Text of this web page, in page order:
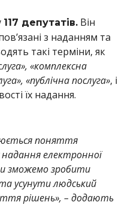
117 депутатів. Він
з наданням та
такі терміни, як
«комплексна
«публічна послуга», і
їх надання.
поняття
електронної
зможемо зробити
усунути людський
рішень», – додають